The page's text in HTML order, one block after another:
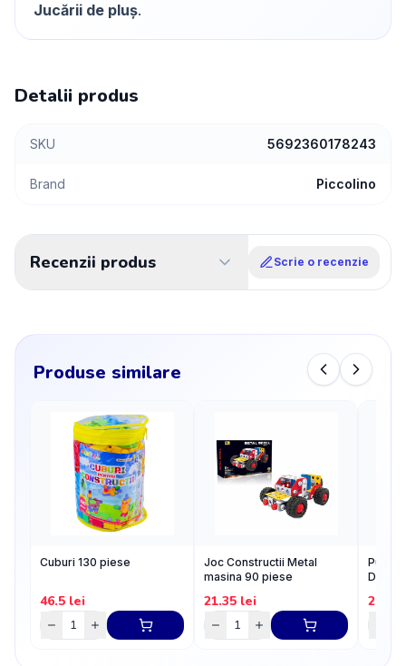
Jucării de pluș.
Detalii produs
SKU 5692360178243
Brand Piccolino
Recenzii produs Scrie o recenzie
Produse similare
Cuburi 130 piese
46.5 lei
Joc Constructii Metal
masina 90 piese
21.35 lei 20.23